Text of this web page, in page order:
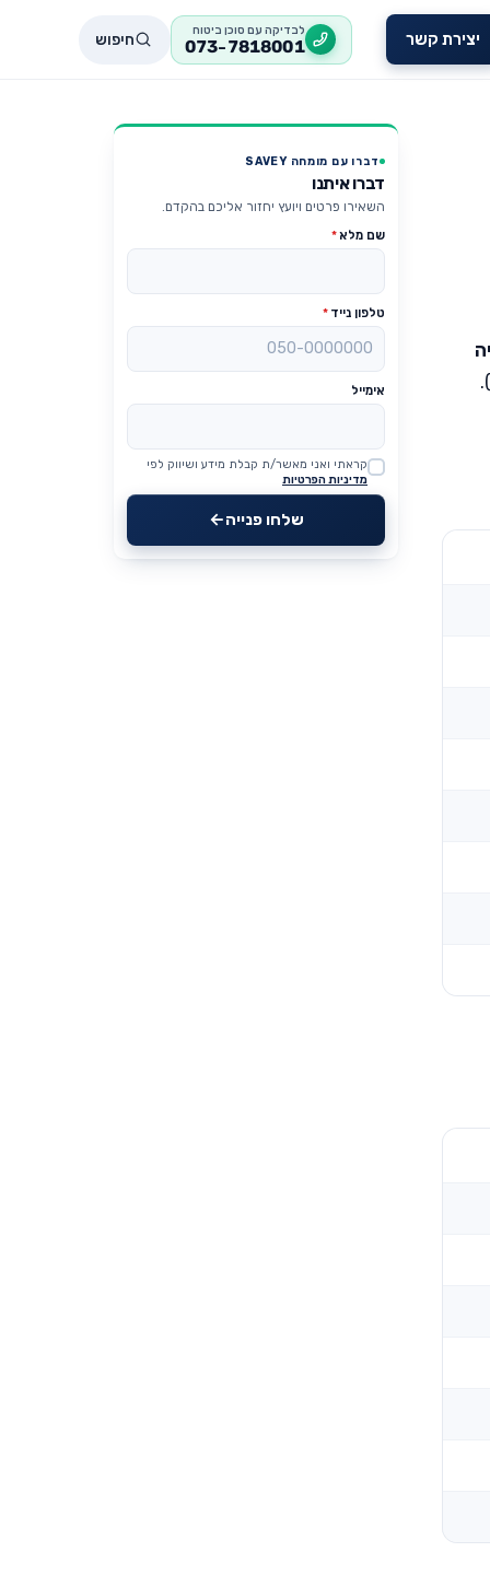
יצירת קשר לבדיקה עם סוכן ביטוח
073-7818001 חיפוש
דברו עם מומחה SAVEY
דברו איתנו
השאירו פרטים ויועץ יחזור אליכם בהקדם.
שם מלא*
טלפון נייד *
אימייל
Website
קראתי ואני מאשר/ת קבלת מידע ושיווק לפי
מדיניות הפרטיות
שלחו פנייה